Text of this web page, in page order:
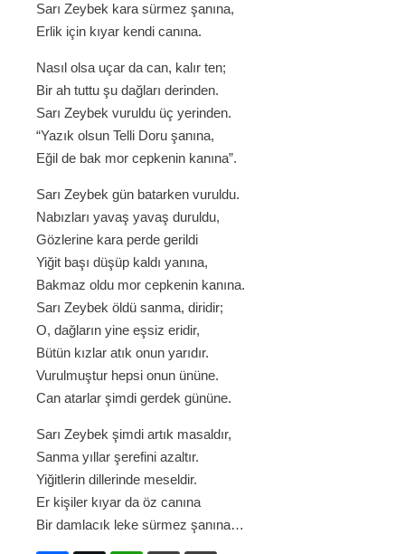
Sarı Zeybek kara sürmez şanına,
Erlik için kıyar kendi canına.
Nasıl olsa uçar da can, kalır ten;
Bir ah tuttu şu dağları derinden.
Sarı Zeybek vuruldu üç yerinden.
“Yazık olsun Telli Doru şanına,
Eğil de bak mor cepkenin kanına”.
Sarı Zeybek gün batarken vuruldu.
Nabızları yavaş yavaş duruldu,
Gözlerine kara perde gerildi
Yiğit başı düşüp kaldı yanına,
Bakmaz oldu mor cepkenin kanına.
Sarı Zeybek öldü sanma, diridir;
O, dağların yine eşsiz eridir,
Bütün kızlar atık onun yarıdır.
Vurulmuştur hepsi onun ününe.
Can atarlar şimdi gerdek gününe.
Sarı Zeybek şimdi artık masaldır,
Sanma yıllar şerefini azaltır.
Yiğitlerin dillerinde meseldir.
Er kişiler kıyar da öz canına
Bir damlacık leke sürmez şanına…